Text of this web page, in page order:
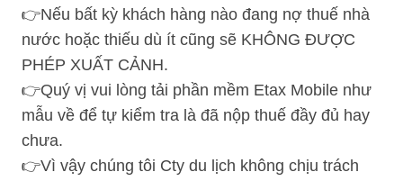
👉Nếu bất kỳ khách hàng nào đang nợ thuế nhà
nước hoặc thiếu dù ít cũng sẽ KHÔNG ĐƯỢC
PHÉP XUẤT CẢNH.
👉Quý vị vui lòng tải phần mềm Etax Mobile như
mẫu về để tự kiểm tra là đã nộp thuế đầy đủ hay
chưa.
👉Vì vậy chúng tôi Cty du lịch không chịu trách